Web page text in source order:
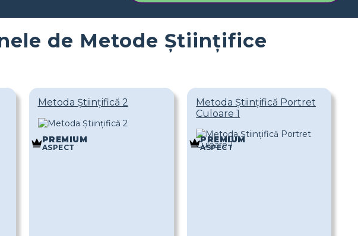
de Metode Științifice
Metoda Științifică 2
PREMIUM
ASPECT
Metoda Științifică Portret
Culoare 1
PREMIUM
ASPECT